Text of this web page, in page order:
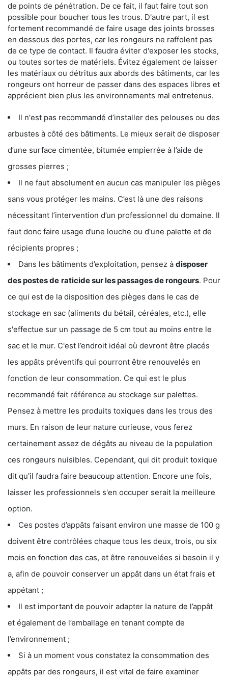
de points de pénétration. De ce fait, il faut faire tout son
possible pour boucher tous les trous. D'autre part, il est
fortement recommandé de faire usage des joints brosses
en dessous des portes, car les rongeurs ne raffolent pas
de ce type de contact. Il faudra éviter d'exposer les stocks,
ou toutes sortes de matériels. Évitez également de laisser
les matériaux ou détritus aux abords des bâtiments, car les
rongeurs ont horreur de passer dans des espaces libres et
apprécient bien plus les environnements mal entretenus.
Il n'est pas recommandé d’installer des pelouses ou des
arbustes à côté des bâtiments. Le mieux serait de disposer
d’une surface cimentée, bitumée empierrée à l’aide de
grosses pierres ;
Il ne faut absolument en aucun cas manipuler les pièges
sans vous protéger les mains. C’est là une des raisons
nécessitant l’intervention d’un professionnel du domaine. Il
faut donc faire usage d’une louche ou d'une palette et de
récipients propres ;
Dans les bâtiments d’exploitation, pensez à disposer
des postes de raticide sur les passages de rongeurs. Pour
ce qui est de la disposition des pièges dans le cas de
stockage en sac (aliments du bétail, céréales, etc.), elle
s'effectue sur un passage de 5 cm tout au moins entre le
sac et le mur. C'est l’endroit idéal où devront être placés
les appâts préventifs qui pourront être renouvelés en
fonction de leur consommation. Ce qui est le plus
recommandé fait référence au stockage sur palettes.
Pensez à mettre les produits toxiques dans les trous des
murs. En raison de leur nature curieuse, vous ferez
certainement assez de dégâts au niveau de la population
ces rongeurs nuisibles. Cependant, qui dit produit toxique
dit qu'il faudra faire beaucoup attention. Encore une fois,
laisser les professionnels s'en occuper serait la meilleure
option.
Ces postes d’appâts faisant environ une masse de 100 g
doivent être contrôlées chaque tous les deux, trois, ou six
mois en fonction des cas, et être renouvelées si besoin il y
a, afin de pouvoir conserver un appât dans un état frais et
appétant ;
Il est important de pouvoir adapter la nature de l’appât
et également de l’emballage en tenant compte de
l’environnement ;
Si à un moment vous constatez la consommation des
appâts par des rongeurs, il est vital de faire examiner